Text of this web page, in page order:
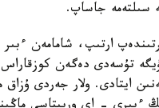
ارتىپ، شامامەن
تۇسەدى دەگەن
ايتادى. ولار جەردى ۇزاق